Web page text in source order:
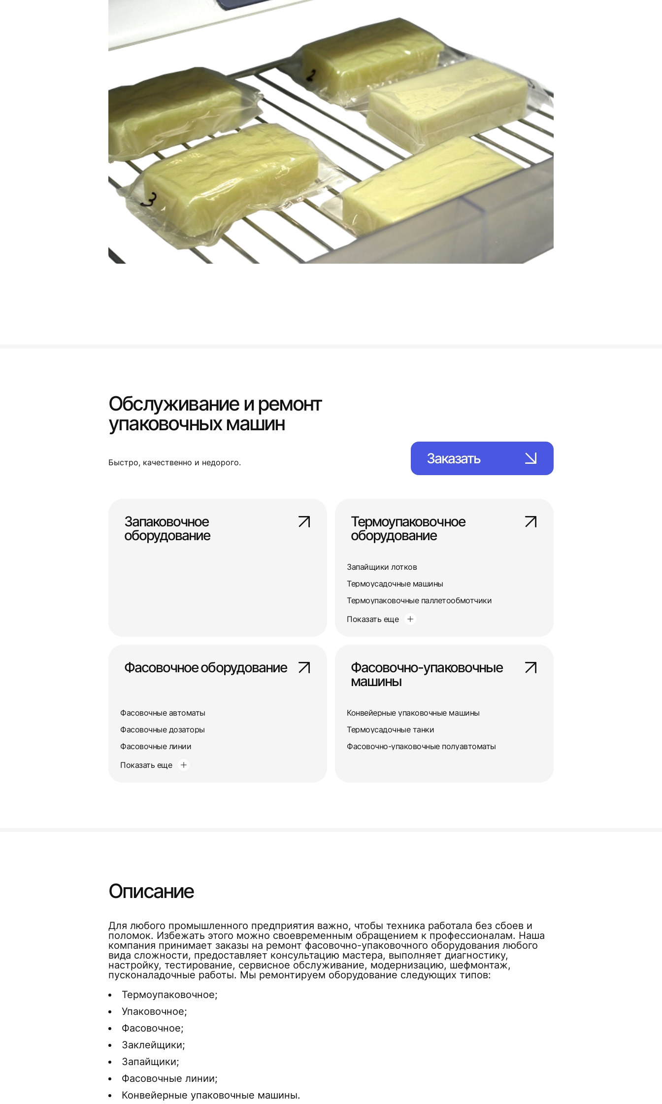
Обслуживание и ремонт
упаковочных машин
Быстро, качественно и недорого. Заказать
Запаковочное
оборудование
Термоупаковочное
оборудование
Запайщики лотков
Термоусадочные машины
Термоупаковочные паллетообмотчики
Показать еще
Фасовочное оборудование
Фасовочные автоматы
Фасовочные дозаторы
Фасовочные линии
Показать еще
Фасовочно-упаковочные
машины
Конвейерные упаковочные машины
Термоусадочные танки
Фасовочно-упаковочные полуавтоматы
Описание
Для любого промышленного предприятия важно, чтобы техника работала без сбоев и
поломок. Избежать этого можно своевременным обращением к профессионалам. Наша
компания принимает заказы на ремонт фасовочно-упаковочного оборудования любого
вида сложности, предоставляет консультацию мастера, выполняет диагностику,
настройку, тестирование, сервисное обслуживание, модернизацию, шефмонтаж,
пусконаладочные работы. Мы ремонтируем оборудование следующих типов:
Термоупаковочное;
Упаковочное;
Фасовочное;
Заклейщики;
Запайщики;
Фасовочные линии;
Конвейерные упаковочные машины.